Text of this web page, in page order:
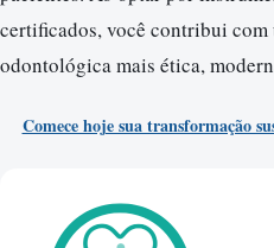
certificados, você contribui
odontológica mais ética,
Comece hoje sua transformação